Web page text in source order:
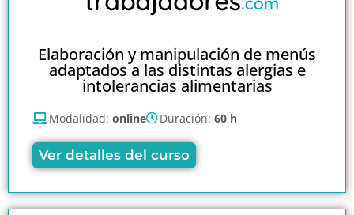
Elaboración y manipulación de menús
adaptados a las distintas alergias e
intolerancias alimentarias
Modalidad: online Duración: 60 h
Ver detalles del curso